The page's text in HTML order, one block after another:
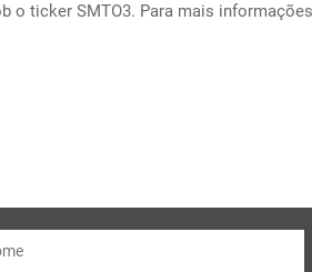
o ticker SMTO3. Para mais